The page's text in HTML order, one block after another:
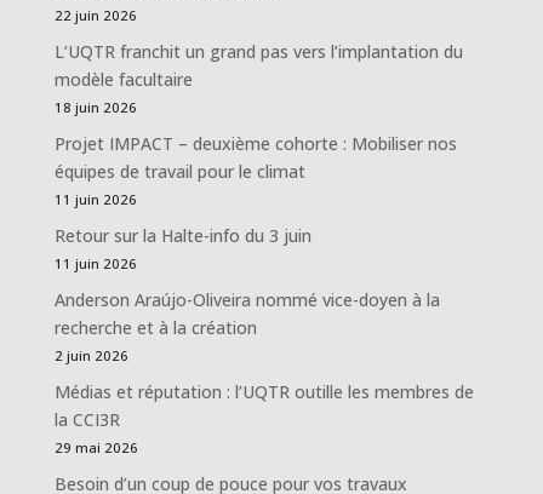
22 juin 2026
L’UQTR franchit un grand pas vers l’implantation du
modèle facultaire
18 juin 2026
Projet IMPACT – deuxième cohorte : Mobiliser nos
équipes de travail pour le climat
11 juin 2026
Retour sur la Halte-info du 3 juin
11 juin 2026
Anderson Araújo-Oliveira nommé vice-doyen à la
recherche et à la création
2 juin 2026
Médias et réputation : l’UQTR outille les membres de
la CCI3R
29 mai 2026
Besoin d’un coup de pouce pour vos travaux